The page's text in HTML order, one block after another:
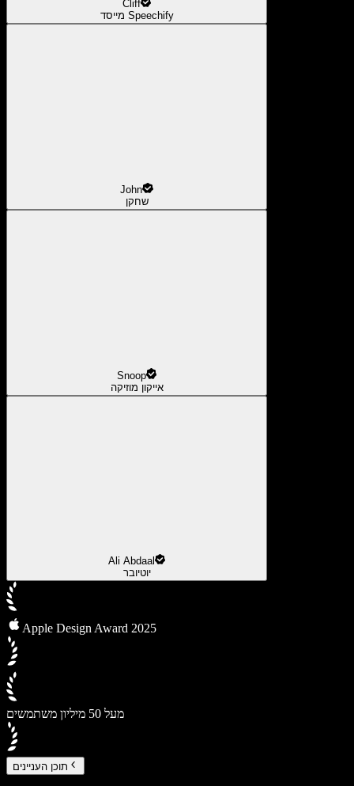
Cliff
מייסד Speechify
John
שחקן
Snoop
אייקון מוזיקה
Ali Abdaal
יוטיובר
Apple Design Award 2025
מעל 50 מיליון משתמשים
תוכן העניינים